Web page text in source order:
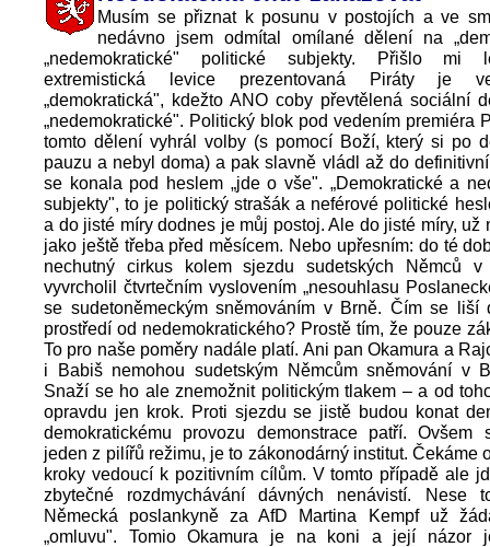
Musím se přiznat k posunu v postojích a ve
nedávno jsem odmítal omílané dělení na
„nedemokratické" politické subjekty. Přišlo mi
extremistická levice prezentovaná Piráty je
„demokratická", kdežto ANO coby převtělená sociální
„nedemokratické". Politický blok pod vedením premiéra
tomto dělení vyhrál volby (s pomocí Boží, který si po
pauzu a nebyl doma) a pak slavně vládl až do
se konala pod heslem „jde o vše". „Demokratické a
subjekty", to je politický strašák a neférové politické
a do jisté míry dodnes je můj postoj. Ale do jisté míry, už
jako ještě třeba před měsícem. Nebo upřesním: do té
nechutný cirkus kolem sjezdu sudetských Němců
vyvrcholil čtvrtečním vyslovením „nesouhlasu
se sudetoněmeckým sněmováním v Brně. Čím se liší
prostředí od nedemokratického? Prostě tím, že pouze
To pro naše poměry nadále platí. Ani pan Okamura a
i Babiš nemohou sudetským Němcům sněmování v
Snaží se ho ale znemožnit politickým tlakem – a od
opravdu jen krok. Proti sjezdu se jistě budou konat
demokratickému provozu demonstrace patří. Ovšem
jeden z pilířů režimu, je to zákonodárný institut. Čekáme
kroky vedoucí k pozitivním cílům. V tomto případě ale
zbytečné rozdmychávání dávných nenávistí. Nese
Německá poslankyně za AfD Martina Kempf už
„omluvu". Tomio Okamura je na koni a její názor